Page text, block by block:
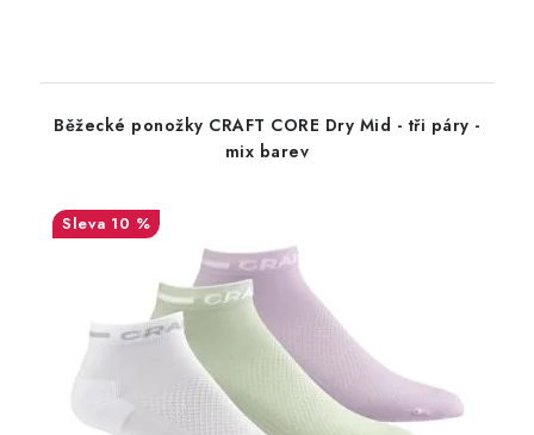
Běžecké ponožky CRAFT CORE Dry Mid - tři páry -
mix barev
10 %